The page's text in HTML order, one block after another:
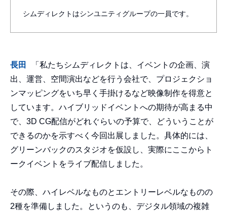
シムディレクトはシンユニティグループの一員です。
長田
「私たちシムディレクトは、イベントの企画、演
出、運営、空間演出などを行う会社で、プロジェクショ
ンマッピングをいち早く手掛けるなど映像制作を得意と
しています。ハイブリッドイベントへの期待が高まる中
で、3D CG配信がどれぐらいの予算で、どういうことが
できるのかを示すべく今回出展しました。具体的には、
グリーンバックのスタジオを仮設し、実際にここからト
ークイベントをライブ配信しました。
その際、ハイレベルなものとエントリーレベルなものの
2種を準備しました。というのも、デジタル領域の複雑